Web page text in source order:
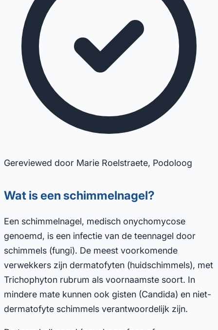
Gereviewed door Marie Roelstraete, Podoloog
Wat is een schimmelnagel?
Een schimmelnagel, medisch onychomycose
genoemd, is een infectie van de teennagel door
schimmels (fungi). De meest voorkomende
verwekkers zijn dermatofyten (huidschimmels), met
Trichophyton rubrum als voornaamste soort. In
mindere mate kunnen ook gisten (Candida) en niet-
dermatofyte schimmels verantwoordelijk zijn.